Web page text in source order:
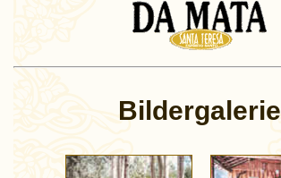
Bildergalerie